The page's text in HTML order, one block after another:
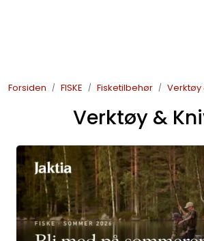
Forsiden FISKE Fisketilbehør Verktøy
Verktøy &
FISKE
SOMMERSALG FISKE